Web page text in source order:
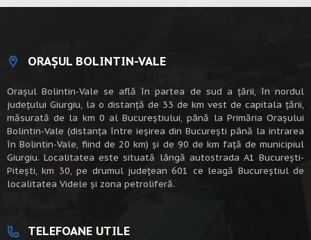
ORAȘUL BOLINTIN-VALE
Oraşul Bolintin-Vale se află în partea de sud a ţării, în nordul
judeţului Giurgiu, la o distanţă de 33 de km vest de capitala țării,
măsurată de la km 0 al Bucureștiului, până la Primăria Orașului
Bolintin-Vale (distanța între ieșirea din București până la intrarea
în Bolintin-Vale, fiind de 20 km) şi de 90 de km faţă de municipiul
Giurgiu. Localitatea este situată lângă autostrada A1 Bucureşti-
Piteşti, km 30, pe drumul judeţean 601 ce leagă Bucureştiul de
localitatea Videle şi zona petroliferă.
TELEFOANE UTILE